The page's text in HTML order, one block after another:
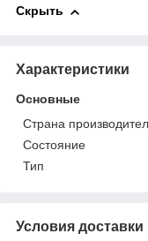
Скрыть
Характеристики
Основные
Страна
Состояние
Тип
Условия доставки